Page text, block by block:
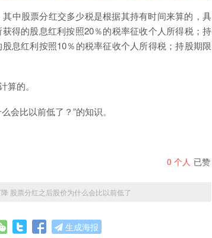
中股票分红交多少税是根据其持有时间来算的，具
得的股息红利按照20％的税率征收个人所得税；持
息红利按照10％的税率征收个人所得税；持股期限
的。
会比以前低了？”的知识。
0 个人 已赞
股票分红之后股价为什么会比以前低了
生成海报